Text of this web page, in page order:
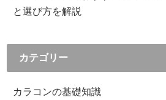
と選び方を解説
カテゴリー
カラコンの基礎知識